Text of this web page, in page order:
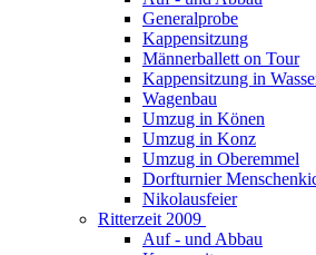
Generalprobe
Kappensitzung
Männerballett on Tour
Kappensitzung in
Wagenbau
Umzug in Könen
Umzug in Konz
Umzug in Oberemmel
Dorfturnier
Nikolausfeier
Ritterzeit 2009
Auf - und Abbau